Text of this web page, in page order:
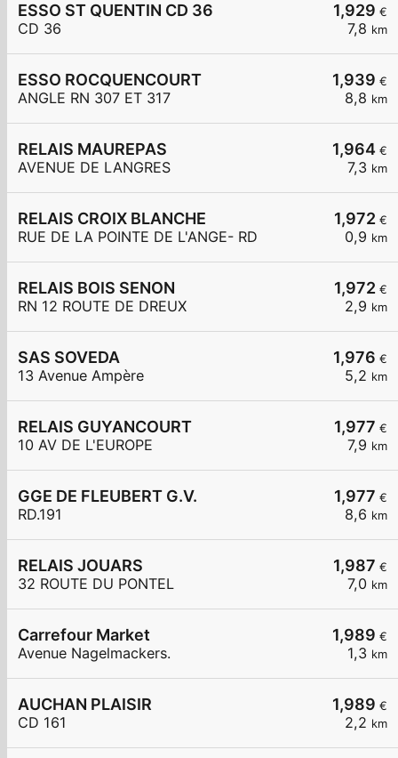
1,929 €
7,8 km
ESSO ST QUENTIN CD 36
CD 36
1,939 €
8,8 km
ESSO ROCQUENCOURT
ANGLE RN 307 ET 317
1,964 €
7,3 km
RELAIS MAUREPAS
AVENUE DE LANGRES
1,972 €
0,9 km
RELAIS CROIX BLANCHE
RUE DE LA POINTE DE L'ANGE- RD
1,972 €
2,9 km
RELAIS BOIS SENON
RN 12 ROUTE DE DREUX
1,976 €
5,2 km
SAS SOVEDA
13 Avenue Ampère
1,977 €
7,9 km
RELAIS GUYANCOURT
10 AV DE L'EUROPE
1,977 €
8,6 km
GGE DE FLEUBERT G.V.
RD.191
1,987 €
7,0 km
RELAIS JOUARS
32 ROUTE DU PONTEL
1,989 €
1,3 km
Carrefour Market
Avenue Nagelmackers.
1,989 €
2,2 km
AUCHAN PLAISIR
CD 161